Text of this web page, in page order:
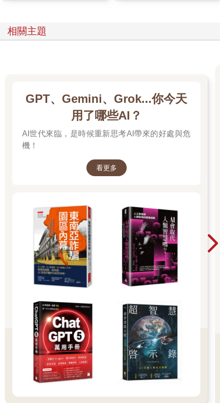
未來會如何發展，仍是未知數。然而，很多科技專家憂心忡忡，
擔心AI能力高強，將會對人類的生存構成直接威脅。（這些「末
架不住。（輝達有位高階主管曾說：「跟黃仁勳互動，就像是把
手指插進電源插座。」）然而，黃仁勳的員工崇拜他，如果他從
摩天大樓的玻璃窗看到商機，就此一躍而下，我相信他們也會跟
2023年5月，有一份聲明把AI失控的風險和核戰相提並論，數百位
業界領袖都簽署表示贊同，但黃仁勳並未簽署。有些經濟學家觀
察到，工業革命導致全球馬匹數量減少，懷疑AI可能對人類造成
同樣的影響。「馬的職業選擇有限，」黃仁勳說：「例如，馬不
東西自動產出一篇結構嚴謹的好文章。黃仁勳沒否認這種可能
性，但他向我保證，人類被機器取代的那一刻不會那麼快到來，
大概再過幾年吧。「第一個有危險的是小說家，」他說。語畢，
留下一堆只吃了一半的餐點，站起來，給那位女服務生1,000美元
我發現黃仁勳是個難以捉摸的採訪對象。在某些方面，他可說是
我遇過最難採訪的人。他不喜歡談自己，有一次甚至用逃跑的方
式來回應我的提問。在開始寫作這本書之前，我曾為他寫了一篇
人物特寫，發表在《紐約客》雜誌（The New Yorker）。黃仁勳
說，他沒讀過，也不想讀。他得知我要寫他的傳記，回應是：
「希望這本書出版前我已蒙主寵召。」
儘管如此，黃仁勳仍然給我很多機會，採訪許多人，讓我得以詳
實記錄他的人生。我採訪了將近兩百人，包括他的員工、共同創
辦人、競爭對手，以及幾位老友。從這些採訪中浮現的是一個受
人喜愛又有點傻氣的愛家男人，和我們印象中那個理直氣壯、強
勢、帶領輝達登峰造極的執行長判若兩人。然而，正因為黃仁勳
是重感情的人，才有這樣的雄心：他坦白跟我說，他也有不安的
當成自己的「成績單」，但黃仁勳不這樣想。他說，對他而言，
相關主題
GPT、Gemini、Grok...你今天
用了哪些AI？
AI世代來臨，是時候重新思考AI帶來的好處與危
機！
看更多